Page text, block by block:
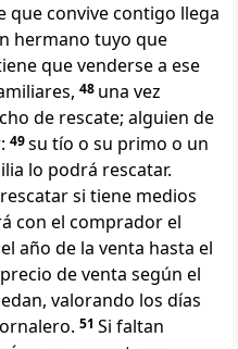
que convive contigo llega
hermano tuyo que
que venderse a ese
48 una vez
de rescate; alguien de
49su tío o su primo o un
lo podrá rescatar.
si tiene medios
con el comprador el
año de la venta hasta el
de venta según el
valorando los días
51 Si faltan